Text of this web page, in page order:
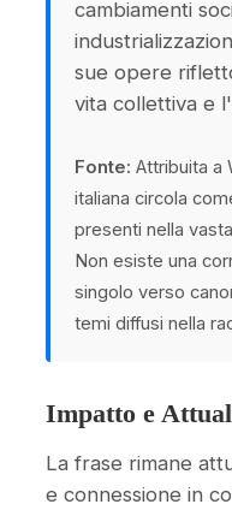
cambiamenti
sue opere
vita collettiva e
Fonte: Attribuita a
italiana circola
presenti nella
Non esiste una
singolo verso
temi diffusi nella
Impatto e
La frase rimane
e connessione in